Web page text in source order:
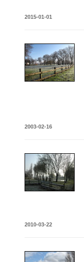
2015-01-01
2003-02-16
2010-03-22